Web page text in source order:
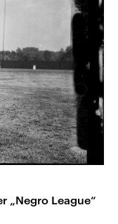
„Negro League“